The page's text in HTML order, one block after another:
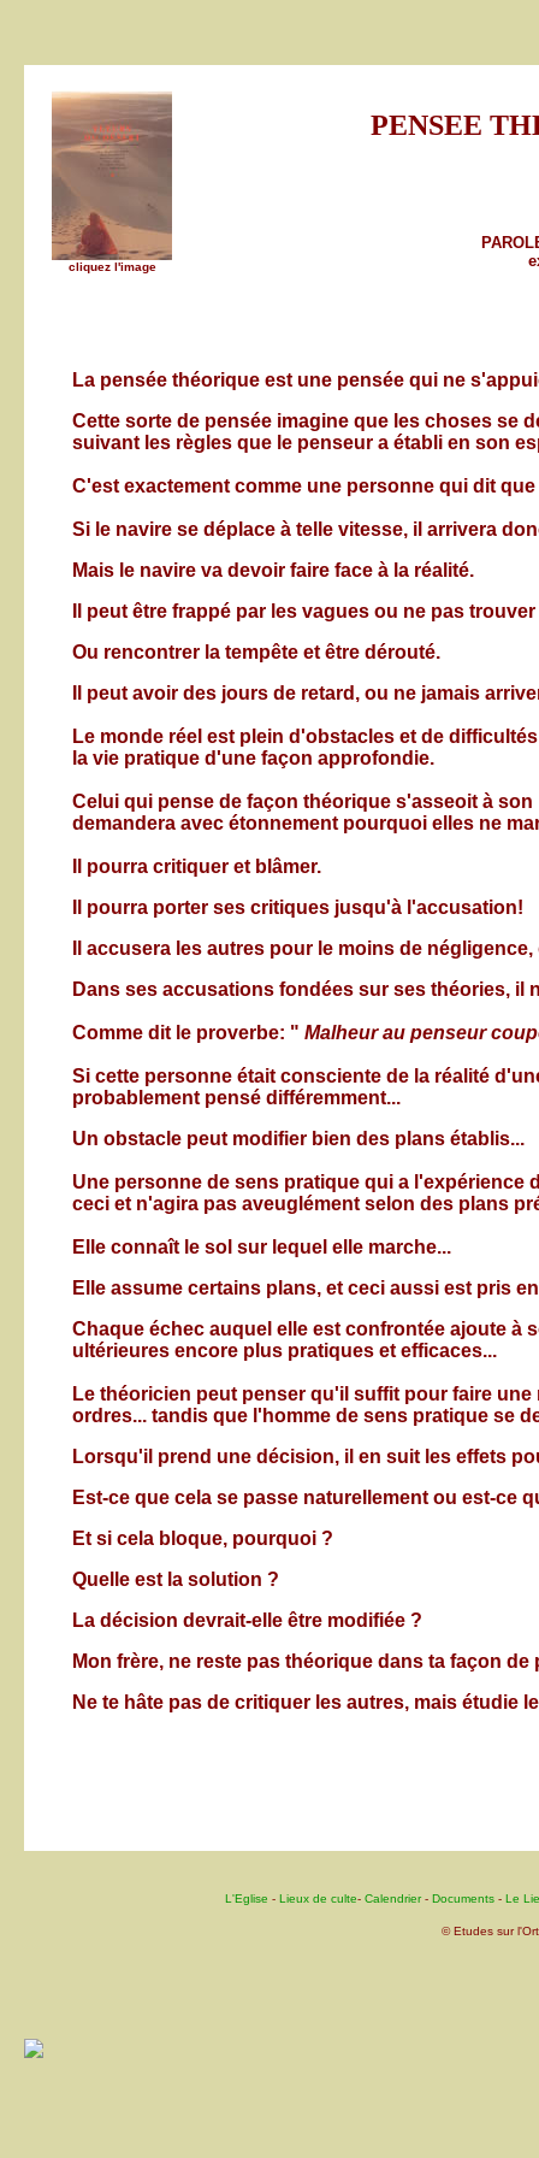
cliquez l'image
PENSEE
La pensée théorique est une pensée qui ne
Cette sorte de pensée imagine que les choses se
suivant les règles que le penseur a établi en son
C'est exactement comme une personne qui dit
Si le navire se déplace à telle vitesse, il arrivera
Mais le navire va devoir faire face à la réalité.
Il peut être frappé par les vagues ou ne pas
Ou rencontrer la tempête et être dérouté.
Il peut avoir des jours de retard, ou ne jamais
Le monde réel est plein d'obstacles et de
la vie pratique d'une façon approfondie.
Celui qui pense de façon théorique s'asseoit à
demandera avec étonnement pourquoi elles ne
Il pourra critiquer et blâmer.
Il pourra porter ses critiques jusqu'à l'accusation!
Il accusera les autres pour le moins de
Dans ses accusations fondées sur ses théories,
Comme dit le proverbe: " Malheur au penseur
Si cette personne était consciente de la réalité
probablement pensé différemment...
Un obstacle peut modifier bien des plans établis...
Une personne de sens pratique qui a l'expérience
ceci et n'agira pas aveuglément selon des plans
Elle connaît le sol sur lequel elle marche...
Elle assume certains plans, et ceci aussi est pris
Chaque échec auquel elle est confrontée ajoute à
ultérieures encore plus pratiques et efficaces...
Le théoricien peut penser qu'il suffit pour faire
ordres... tandis que l'homme de sens pratique se
Lorsqu'il prend une décision, il en suit les effets
Est-ce que cela se passe naturellement ou est-ce
Et si cela bloque, pourquoi ?
Quelle est la solution ?
La décision devrait-elle être modifiée ?
Mon frère, ne reste pas théorique dans ta façon de
Ne te hâte pas de critiquer les autres, mais étudie
L'Eglise - Lieux de culte- Calendrier- Documents-Le
© Etudes sur